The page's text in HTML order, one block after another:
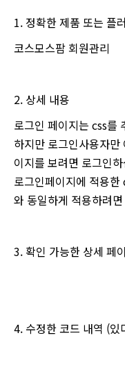
1. 정확한 제품 또는 플
코스모스팜 회원관리
2. 상세 내용
로그인 페이지는 css를
하지만 로그인사용자
이지를 보려면 로그인
로그인페이지에 적용
와 동일하게 적용하려
3. 확인 가능한 상세 페
4. 수정한 코드 내역 (있